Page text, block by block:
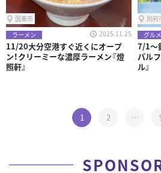
国東市
ラーメン
2025.11.25
11/20大分空港すぐ近くにオープ
ン！クリーミーな濃厚ラーメン『燈
照軒』
別府
グルメ
7/1～
パル
ル』
1 2 …